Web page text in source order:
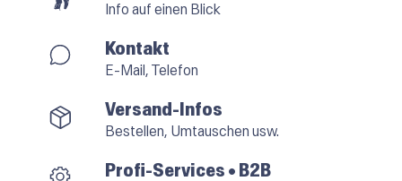
Info auf einen Blick
Kontakt
E-Mail, Telefon
Versand-Infos
Bestellen, Umtauschen usw.
Profi-Services • B2B